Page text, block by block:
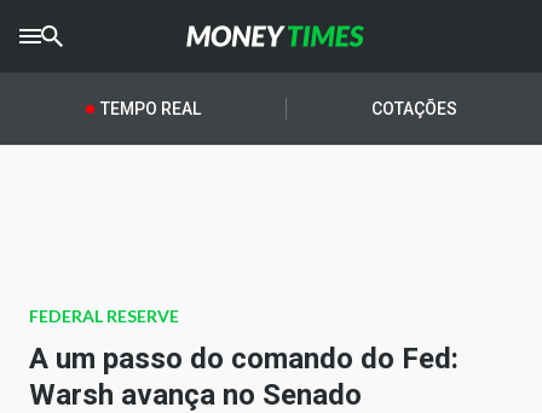
CRYPTOTIMES
AGROTIMES
Newsletters
Money Trader
TEMPO REAL COTAÇÕES
FEDERAL RESERVE
A um passo do comando do Fed:
Warsh avança no Senado